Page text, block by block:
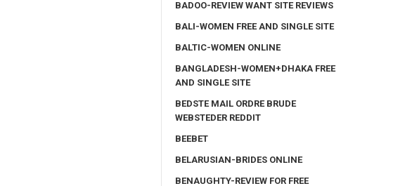
BADOO-REVIEW WANT SITE REVIEWS
BALI-WOMEN FREE AND SINGLE SITE
BALTIC-WOMEN ONLINE
BANGLADESH-WOMEN+DHAKA FREE
AND SINGLE SITE
BEDSTE MAIL ORDRE BRUDE
WEBSTEDER REDDIT
BEEBET
BELARUSIAN-BRIDES ONLINE
BENAUGHTY-REVIEW FOR FREE